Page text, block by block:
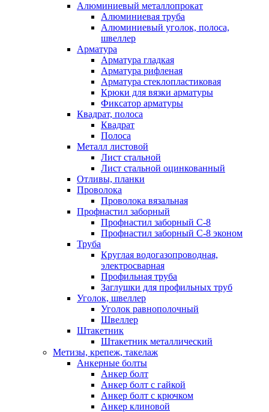
Алюминиевый металлопрокат
Алюминиевая труба
Алюминиевый уголок, полоса,
швеллер
Арматура
Арматура гладкая
Арматура рифленая
Арматура стеклопластиковая
Крюки для вязки арматуры
Фиксатор арматуры
Квадрат, полоса
Квадрат
Полоса
Металл листовой
Лист стальной
Лист стальной оцинкованный
Отливы, планки
Проволока
Проволока вязальная
Профнастил заборный
Профнастил заборный С-8
Профнастил заборный С-8 эконом
Труба
Круглая водогазопроводная,
электросварная
Профильная труба
Заглушки для профильных труб
Уголок, швеллер
Уголок равнополочный
Швеллер
Штакетник
Штакетник металлический
Метизы, крепеж, такелаж
Анкерные болты
Анкер болт
Анкер болт с гайкой
Анкер болт с крючком
Анкер клиновой